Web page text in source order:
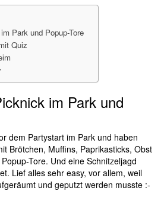
Park und Popup-Tore
Quiz
im Park und
dem Partystart im Park und haben
Brötchen, Muffins, Paprikasticks, Obst
Tore. Und eine Schnitzeljagd
Lief alles sehr easy, vor allem, weil
und geputzt werden musste :-